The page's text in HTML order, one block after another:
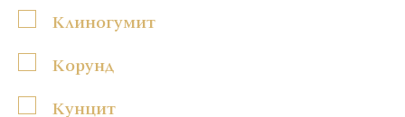
Клиногумит
Корунд
Кунцит